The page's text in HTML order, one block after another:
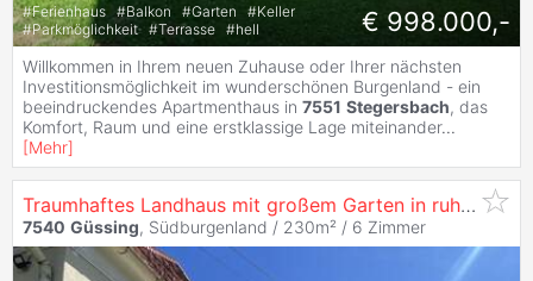
#Ferienhaus #Balkon #Garten #Keller
#Parkmöglichkeit #Terrasse #hell € 998.000,-
Willkommen in Ihrem neuen Zuhause oder Ihrer nächsten
Investitionsmöglichkeit im wunderschönen Burgenland - ein
beeindruckendes Apartmenthaus in 7551 Stegersbach, das
Komfort, Raum und eine erstklassige Lage miteinander...
[Mehr]
Traumhaftes Landhaus mit großem Garten in ruhiger Lage!
7540 Güssing, Südburgenland / 230m² / 6 Zimmer